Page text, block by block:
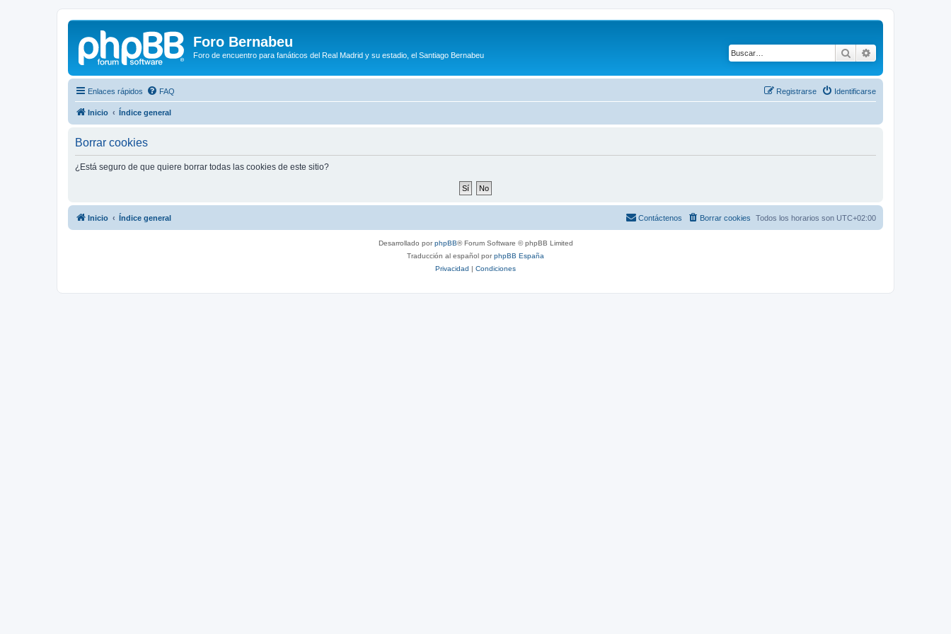
Foro Bernabeu
Foro de encuentro para fanáticos del Real Madrid y su estadio, el Santiago Bernabeu Buscar
Enlaces rápidos FAQ Identificarse
Registrarse
Inicio Índice general
Borrar cookies
¿Está seguro de que quiere borrar todas las cookies de este sitio?
Inicio Índice general Todos los horarios son UTC+02:00
Borrar cookies
Contáctenos
Desarrollado porphpBB® Forum Software © phpBB Limited
Traducción al español porphpBB España
Privacidad | Condiciones